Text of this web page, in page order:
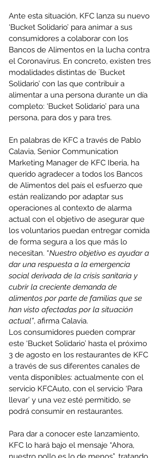
Ante esta situación, KFC lanza su nuevo
‘Bucket Solidario’ para animar a sus
consumidores a colaborar con los
Bancos de Alimentos en la lucha contra
el Coronavirus. En concreto, existen tres
modalidades distintas de ´Bucket
Solidario’ con las que contribuir a
alimentar a una persona durante un día
completo: ‘Bucket Solidario’ para una
persona, para dos y para tres.
En palabras de KFC a través de Pablo
Calavia, Senior Communication
Marketing Manager de KFC Iberia, ha
querido agradecer a todos los Bancos
de Alimentos del país el esfuerzo que
están realizando por adaptar sus
operaciones al contexto de alarma
actual con el objetivo de asegurar que
los voluntarios puedan entregar comida
de forma segura a los que más lo
necesitan. “Nuestro objetivo es ayudar a
dar una respuesta a la emergencia
social derivada de la crisis sanitaria y
cubrir la creciente demanda de
alimentos por parte de familias que se
han visto afectadas por la situación
actual”, afirma Calavia.
Los consumidores pueden comprar
este ‘Bucket Solidario’ hasta el próximo
3 de agosto en los restaurantes de KFC
a través de sus diferentes canales de
venta disponibles: actualmente con el
servicio KFCAuto, con el servicio ‘Para
llevar’ y una vez esté permitido, se
podrá consumir en restaurantes.
Para dar a conocer este lanzamiento,
KFC lo hará bajo el mensaje “Ahora,